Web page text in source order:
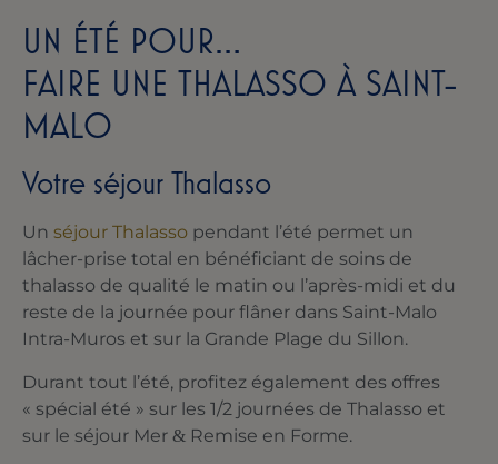
UN ÉTÉ POUR…
FAIRE UNE THALASSO À SAINT-
MALO
Votre séjour Thalasso
Un séjour Thalasso pendant l’été permet un
lâcher-prise total en bénéficiant de soins de
thalasso de qualité le matin ou l’après-midi et du
reste de la journée pour flâner dans Saint-Malo
Intra-Muros et sur la Grande Plage du Sillon.
Durant tout l’été, profitez également des offres
« spécial été » sur les 1/2 journées de Thalasso et
sur le séjour Mer & Remise en Forme.